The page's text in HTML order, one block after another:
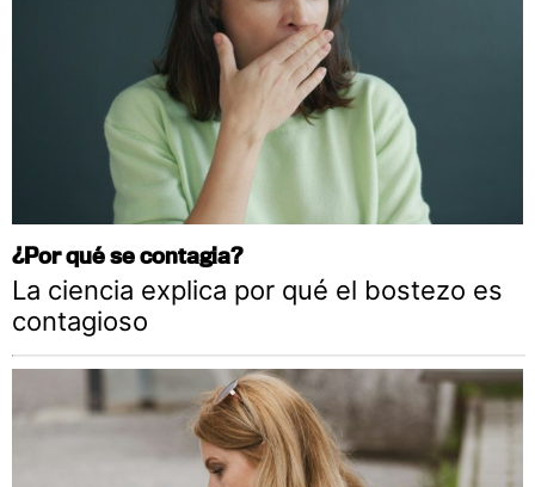
¿Por qué se contagia?
La ciencia explica por qué el bostezo es
contagioso